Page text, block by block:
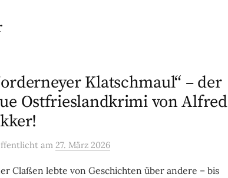
Klatschmaul“ – der
Ostfrieslandkrimi von Alfred
am 27. März 2026
Claßen lebte von Geschichten über andere – bis